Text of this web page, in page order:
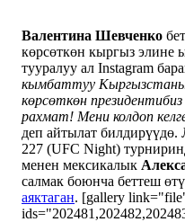
Валентина Шевченко
көрсөткөн кыргыз элине
тууралуу ал Instagram
кымбаттуу
көрсөткөн президентибиз
рахмат! Мени колдоп
деп айтылат
227 (UFC Night)
менен мексикалык
салмак боюнча беттеш
аяктаган. [gallery